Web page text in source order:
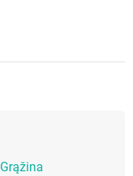
Grąžina